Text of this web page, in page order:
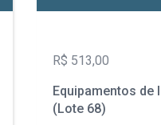
R$ 513,00
Equipamentos de
(Lote 68)